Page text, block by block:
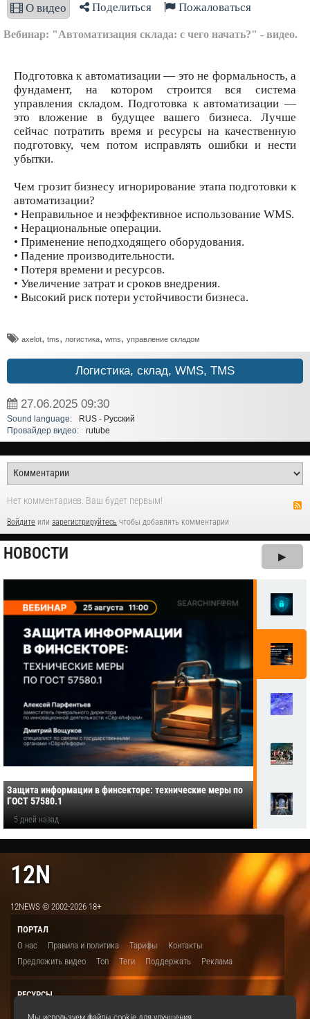
О видео Поделиться Пожаловаться
Вебинар: "Автоматизация склада: с чего начать?" - видео.
Подготовка к автоматизации — это не формальность, а
фундамент, на котором строится вся система
управления складом. Подготовка к автоматизации —
это вложение в будущее вашего бизнеса. Лучше
сейчас потратить время и ресурсы на качественную
подготовку, чем потом исправлять ошибки и нести
убытки.
Чем грозит бизнесу игнорирование этапа подготовки к
автоматизации?
• Неправильное и неэффективное использование WMS.
• Нерациональные операции.
• Применение неподходящего оборудования.
• Падение производительности.
• Потеря времени и ресурсов.
• Увеличение затрат и сроков внедрения.
• Высокий риск потери устойчивости бизнеса.
axelot, tms, логистика, wms, управление складом
Логистика, склад, WMS, TMS
27.06.2025 09:30
Sound language:
RUS - Русский
Провайдер видео:
rutube
Нет комментариев. Ваш будет первым!
Войдите или зарегистрируйтесь чтобы добавлять комментарии
НОВОСТИ ▶
Защита информации в финсекторе: технические меры по
ГОСТ 57580.1
5 дней назад
12N
12NEWS © 2002-2026 18+
ПОРТАЛ
О нас
Правила и политика Тарифы
Контакты
Предложить видео
Топ Теги Поддержать Реклама
РЕСУРСЫ